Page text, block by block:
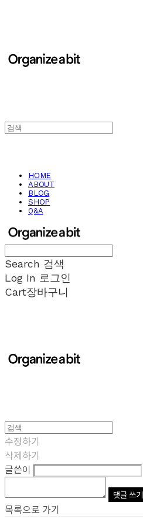
HOME
ABOUT
BLOG
SHOP
Q&A
Search 검색
Log In 로그인
Cart장바구니
수정하기
삭제하기
글쓴이
댓글 쓰기
목록으로 가기